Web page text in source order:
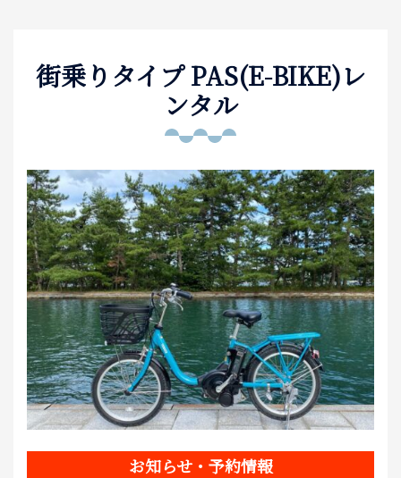
お土産
アクセス
街乗りタイプ PAS(E-BIKE)レ
ンタル
お知らせ・予約情報